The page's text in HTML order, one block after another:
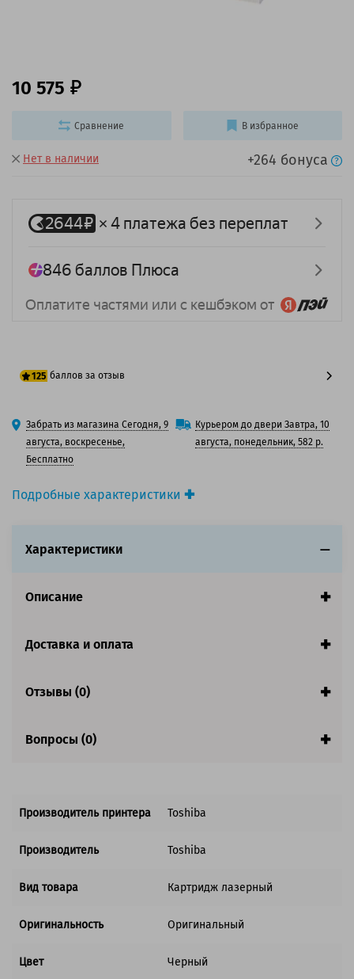
Подробные характеристики
Вид товара:Картридж лазерный
Ресурс:3 000 страниц формата А4 при 5%
Совместим с аппаратами
Нет в наличии +264 бонуса
10 575
125 баллов за отзыв
100 баллов
125 баллов
Забрать из магазина Сегодня, 9
августа, воскресенье,
Бесплатно
Курьером до двери Завтра, 10
августа, понедельник, 582 р.
Сравнение В избранное
Характеристики
Описание
Доставка и оплата
Отзывы (0)
Вопросы (0)
Производитель принтера Toshiba
Производитель Toshiba
Вид товара Картридж лазерный
Оригинальность Оригинальный
Цвет Черный